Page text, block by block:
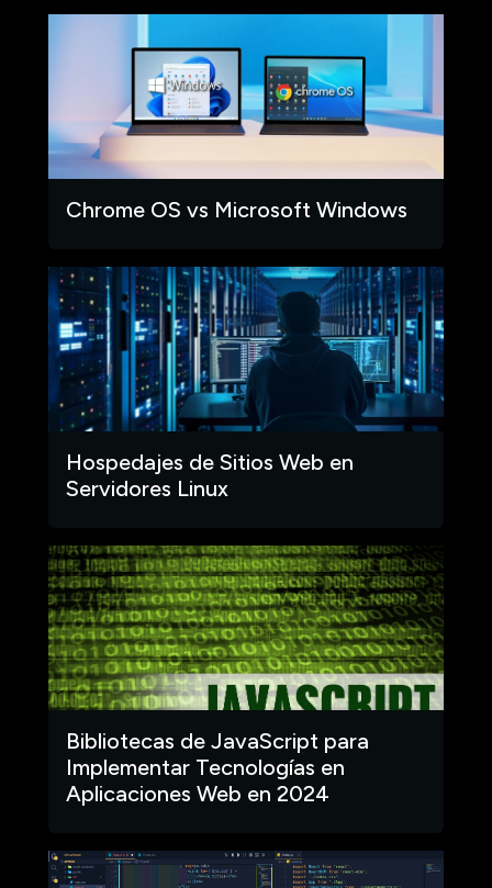
Chrome OS vs Microsoft Windows
Hospedajes de Sitios Web en
Servidores Linux
Bibliotecas de JavaScript para
Implementar Tecnologías en
Aplicaciones Web en 2024